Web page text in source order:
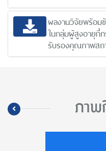
ผลงานวิจัยพร้อม
ในกลุ่มผู้สูงอายุที่
รับรองคุณภาพสถ
ภา